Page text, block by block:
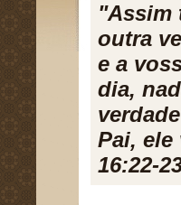
"Assim
outra
e a
dia,
Pai, ele
16:22-